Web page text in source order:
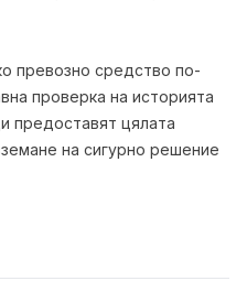
превозно средство по-
проверка на историята
предоставят цялата
на сигурно решение